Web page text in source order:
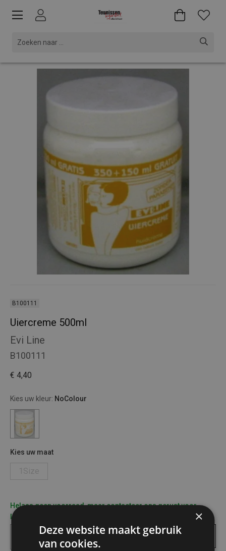
B100111
Uiercreme 500ml
Evi Line
B100111
€ 4,40
Kies uw kleur: NoColour
Kies uw maat
Helaas geen voorraad, maar contacteer ons gerust voor
levertermijn
Inwinkelmandje
×
Deze website maakt gebruik
van cookies.